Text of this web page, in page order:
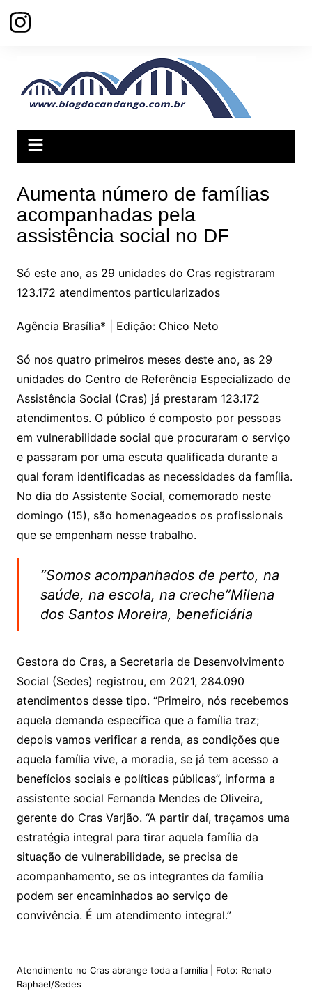
para
Aumenta número de famílias
acompanhadas pela
assistência social no DF
Só este ano, as 29 unidades do Cras registraram
123.172 atendimentos particularizados
Agência Brasília* | Edição: Chico Neto
Só nos quatro primeiros meses deste ano, as 29
unidades do Centro de Referência Especializado de
Assistência Social (Cras) já prestaram 123.172
atendimentos. O público é composto por pessoas
em vulnerabilidade social que procuraram o serviço
e passaram por uma escuta qualificada durante a
qual foram identificadas as necessidades da família.
No dia do Assistente Social, comemorado neste
domingo (15), são homenageados os profissionais
que se empenham nesse trabalho.
“Somos acompanhados de perto, na
saúde, na escola, na creche”Milena
dos Santos Moreira, beneficiária
Gestora do Cras, a Secretaria de Desenvolvimento
Social (Sedes) registrou, em 2021, 284.090
atendimentos desse tipo. “Primeiro, nós recebemos
aquela demanda específica que a família traz;
depois vamos verificar a renda, as condições que
aquela família vive, a moradia, se já tem acesso a
benefícios sociais e políticas públicas”, informa a
assistente social Fernanda Mendes de Oliveira,
gerente do Cras Varjão. “A partir daí, traçamos uma
estratégia integral para tirar aquela família da
situação de vulnerabilidade, se precisa de
acompanhamento, se os integrantes da família
podem ser encaminhados ao serviço de
convivência. É um atendimento integral.”
Atendimento no Cras abrange toda a família | Foto: Renato
Raphael/Sedes